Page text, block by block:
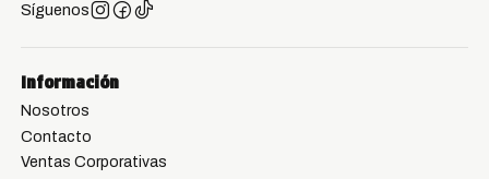
Síguenos
Información
Nosotros
Contacto
Ventas Corporativas